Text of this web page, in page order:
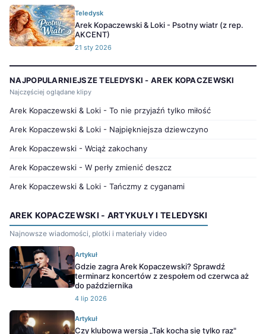
Teledysk
Arek Kopaczewski & Loki - Psotny wiatr (z rep.
AKCENT)
21 sty 2026
NAJPOPULARNIEJSZE TELEDYSKI - AREK KOPACZEWSKI
Najczęściej oglądane klipy
Arek Kopaczewski & Loki - To nie przyjaźń tylko miłość
Arek Kopaczewski & Loki - Najpiękniejsza dziewczyno
Arek Kopaczewski - Wciąż zakochany
Arek Kopaczewski - W perły zmienić deszcz
Arek Kopaczewski & Loki - Tańczmy z cyganami
AREK KOPACZEWSKI - ARTYKUŁY I TELEDYSKI
Najnowsze wiadomości, plotki i materiały video
Artykuł
Gdzie zagra Arek Kopaczewski? Sprawdź
terminarz koncertów z zespołem od czerwca aż
do października
4 lip 2026
Artykuł
Czy klubowa wersja „Tak kocha się tylko raz"